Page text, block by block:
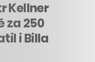
Kellner
za 250
i Billa